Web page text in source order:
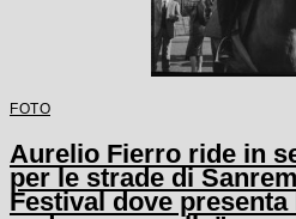
FOTO
Aurelio Fierro ride in
per le strade di
Festival dove